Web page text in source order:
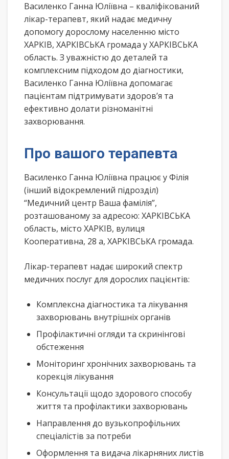
Василенко Ганна Юліївна – кваліфікований
лікар-терапевт, який надає медичну
допомогу дорослому населенню місто
ХАРКІВ, ХАРКІВСЬКА громада у ХАРКІВСЬКА
область. З уважністю до деталей та
комплексним підходом до діагностики,
Василенко Ганна Юліївна допомагає
пацієнтам підтримувати здоров’я та
ефективно долати різноманітні
захворювання.
Про вашого терапевта
Василенко Ганна Юліївна працює у Філія
(інший відокремлений підрозділ)
“Медичний центр Ваша фамілія”,
розташованому за адресою: ХАРКІВСЬКА
область, місто ХАРКІВ, вулиця
Кооперативна, 28 а, ХАРКІВСЬКА громада.
Лікар-терапевт надає широкий спектр
медичних послуг для дорослих пацієнтів:
Комплексна діагностика та лікування
захворювань внутрішніх органів
Профілактичні огляди та скринінгові
обстеження
Моніторинг хронічних захворювань та
корекція лікування
Консультації щодо здорового способу
життя та профілактики захворювань
Направлення до вузькопрофільних
спеціалістів за потреби
Оформлення та видача лікарняних листів